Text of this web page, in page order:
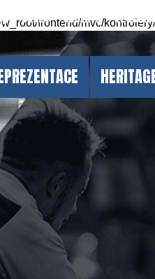
frontend/mvc/
CZRLA Oběžník